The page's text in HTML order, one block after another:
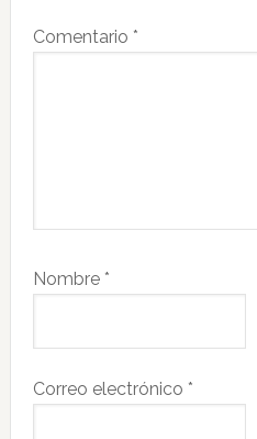
Comentario *
Nombre *
Correo electrónico *